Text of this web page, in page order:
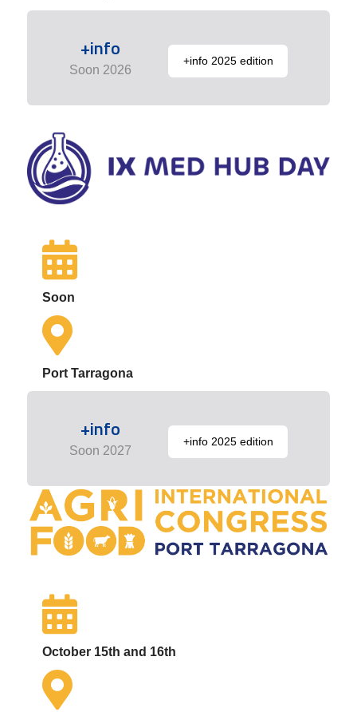
+info
Soon 2026
+info 2025 edition
Soon
Port Tarragona
+info
Soon 2027
+info 2025 edition
October 15th and 16th